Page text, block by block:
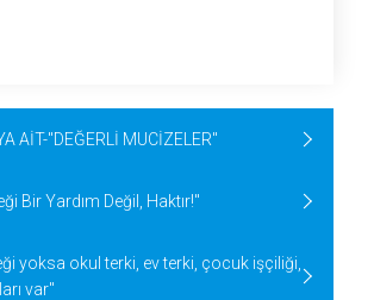
AİT-"DEĞERLİ MUCİZELER"
Bir Yardım Değil, Haktır!"
yoksa okul terki, ev terki, çocuk işçiliği,
var"